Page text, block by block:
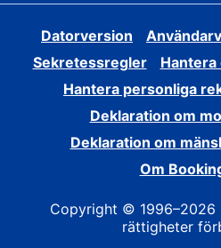
Datorversion
Sekretessregler
Hantera personliga
Deklaration om
Deklaration om
Om
Copyright © 1996–2026
rättigheter